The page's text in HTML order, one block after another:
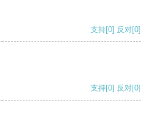
支持[0] 反对[0]
支持[0] 反对[0]